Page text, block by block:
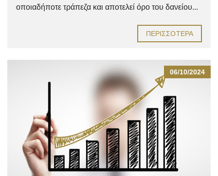
οποιαδήποτε τράπεζα και αποτελεί όρο του δανείου...
ΠΕΡΙΣΣΌΤΕΡΑ
06/10/2024